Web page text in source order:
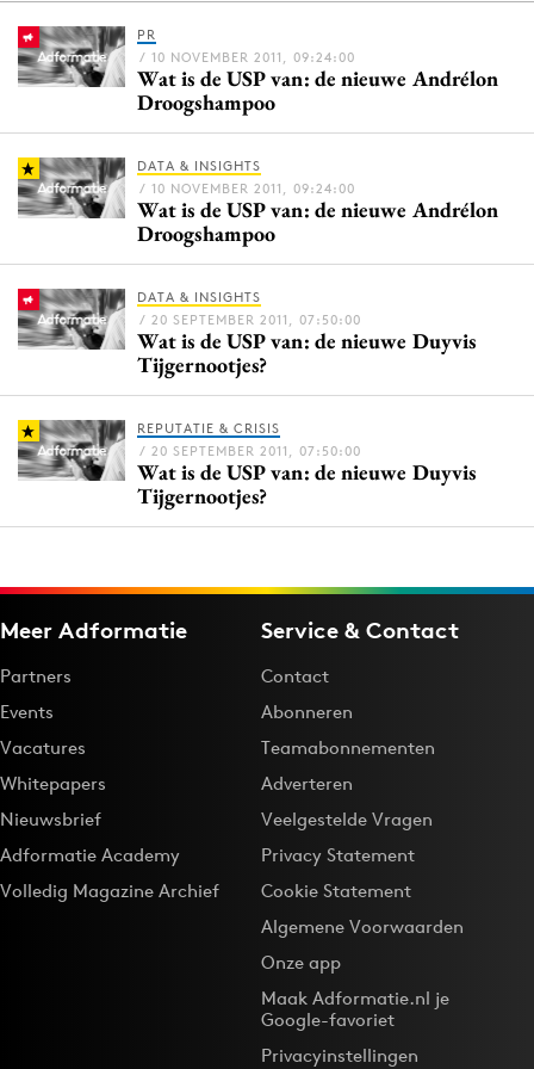
Menu
9 sept: GenAI-training
12 nov: MarketingLive!
Events
Opleidingen
Vacatures
Academy
Partners
Topics
Artificial Intelligence
Campagnes
Carriere
Contentmarketing
Craft
Customer Experience
Data & Insights
Design
Digital transformation
Diversiteit
PR
/ 10 NOVEMBER 2011, 09:24:00
Wat is de USP van: de nieuwe Andrélon
Droogshampoo
DATA & INSIGHTS
/ 10 NOVEMBER 2011, 09:24:00
Wat is de USP van: de nieuwe Andrélon
Droogshampoo
DATA & INSIGHTS
/ 20 SEPTEMBER 2011, 07:50:00
Wat is de USP van: de nieuwe Duyvis
Tijgernootjes?
REPUTATIE & CRISIS
/ 20 SEPTEMBER 2011, 07:50:00
Wat is de USP van: de nieuwe Duyvis
Tijgernootjes?
Meer Adformatie
Partners
Events
Vacatures
Whitepapers
Nieuwsbrief
Adformatie Academy
Volledig Magazine Archief
Service & Contact
Contact
Abonneren
Teamabonnementen
Adverteren
Veelgestelde Vragen
Privacy Statement
Cookie Statement
Algemene Voorwaarden
Onze app
Maak Adformatie.nl je
Google-favoriet
Privacyinstellingen